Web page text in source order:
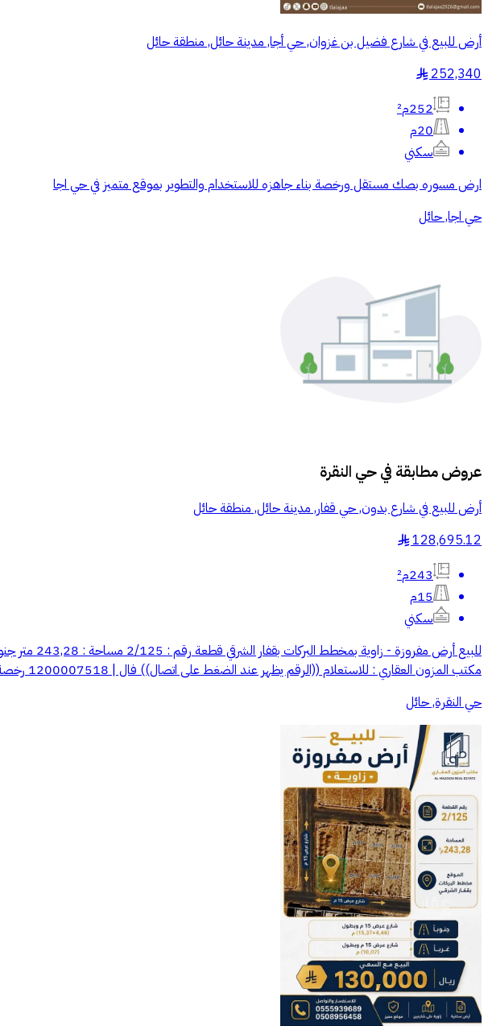
أرض للبيع في شارع فضيل بن غزوان, حي أجا, مدينة حائل, منطقة حائل
252,340
§
252م²
20م
سكني
ارض مسوره بصك مستقل ورخصة بناء جاهزه للاستخدام والتطوير بموقع متميز في حي اجا
حي اجا, حائل
عروض مطابقة فيحي النقرة
أرض للبيع في شارع بدون, حي قفار, مدينة حائل, منطقة حائل
128,695.12
§
243م²
15م
سكني
مكتب المزون العقاري : للاستعلام ((الرقم يظهر عند الضغط على اتصال)) فال | 1200007518 رخصة فال | 1200007518 ترخيص الإعلان 7200996498
حي النقرة, حائل